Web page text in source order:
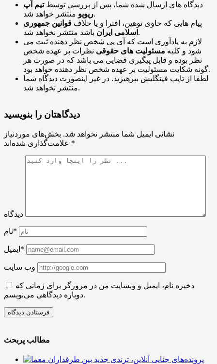
دیدگاه های ارسال شده شما، پس از بررسی توسطتیم اَپ
ریویومنتشر خواهد شد.
پیام هایی که حاوی توهین، افترا و یا خلاف قوانین جمهوری
اسلامی ایران باشد منتشر نخواهد شد.
لازم به یادآوری است که آی پی شخص نظر دهنده ثبت می
شود و کلیه مسئولیت های حقوقی نظرات بر عهده شخص
نظر بوده و قابل پیگیری قضایی می باشد که در صورت هر
گونه شکایت مسئولیت بر عهده شخص نظر دهنده خواهد بود.
لطفا از تایپ فینگلیش بپرهیزید. در غیر اینصورت دیدگاه شما
منتشر نخواهد شد.
دیدگاهتان را بنویسید
نشانی ایمیل شما منتشر نخواهد شد. بخش‌های موردنیاز
*
دیدگاه
نام*
ایمیل*
وب سایت
ذخیره نام، ایمیل و وبسایت من در مرورگر برای زمانی که
دوباره دیدگاهی می‌نویسم.
مطالب پربحث